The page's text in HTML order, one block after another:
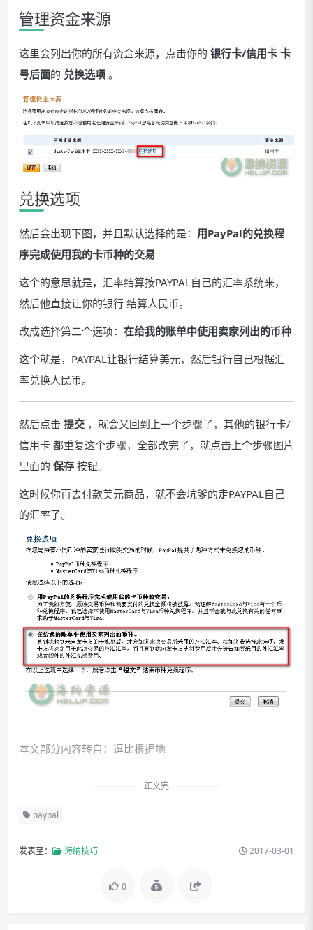
管理资金来源
这里会列出你的所有资金来源，点击你的 银行卡/信用卡 卡
号后面的 兑换选项 。
兑换选项
然后会出现下图，并且默认选择的是： 用PayPal的兑换程
序完成使用我的卡币种的交易
这个的意思就是，汇率结算按PAYPAL自己的汇率系统来，
然后他直接让你的银行 结算人民币。
改成选择第二个选项： 在给我的账单中使用卖家列出的币种
这个就是，PAYPAL让银行结算美元，然后银行自己根据汇
率兑换人民币。
然后点击 提交 ，就会又回到上一个步骤了，其他的银行卡/
信用卡 都重复这个步骤，全部改完了，就点击上个步骤图片
里面的 保存 按钮。
这时候你再去付款美元商品，就不会坑爹的走PAYPAL自己
的汇率了。
本文部分内容转自： 逗比根据地
正文完
paypal
发表至： 海纳技巧 2017-03-01
0